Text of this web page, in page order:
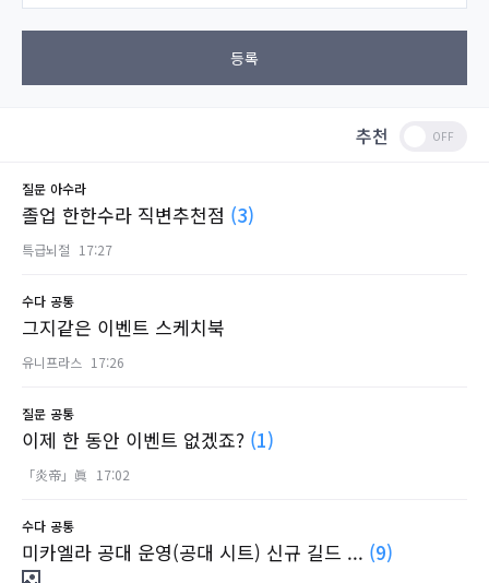
등록
추천
질문 아수라
졸업 한한수라 직변추천점 (3)
특급뇌절 17:27
수다 공통
그지같은 이벤트 스케치북
유니프라스 17:26
질문 공통
이제 한 동안 이벤트 없겠죠? (1)
「炎帝」眞 17:02
수다 공통
미카엘라 공대 운영(공대 시트) 신규 길드 ... (9)